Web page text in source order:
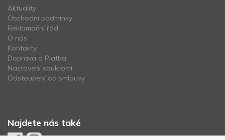
Aktuality
Obchodní podmínky
Reklamační řád
O nás
Kontakty
Doprava a Platba
Nastavení soukromí
Odstoupení od smlouvy
Najdete nás také